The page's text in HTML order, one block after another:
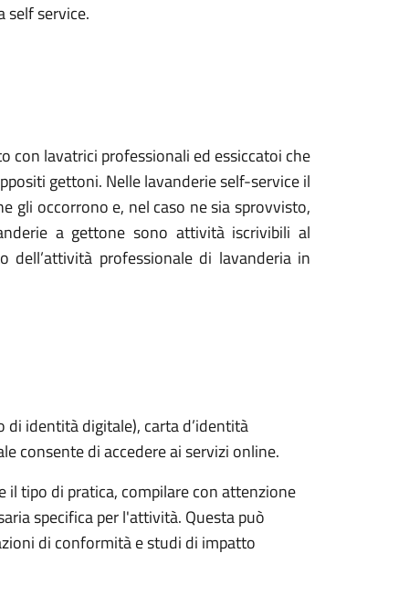
self service.
con lavatrici professionali ed essiccatoi che
gettoni. Nelle lavanderie self-service il
gli occorrono e, nel caso ne sia sprovvisto,
a gettone sono attività iscrivibili al
dell’attività professionale di lavanderia in
identità digitale), carta d’identità
consente di accedere ai servizi online.
tipo di pratica, compilare con attenzione
specifica per l'attività. Questa può
di conformità e studi di impatto